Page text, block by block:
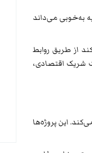
به‌خوبی می‌داند
از طریق روابط
شریک اقتصادی،
این پروژه‌ها